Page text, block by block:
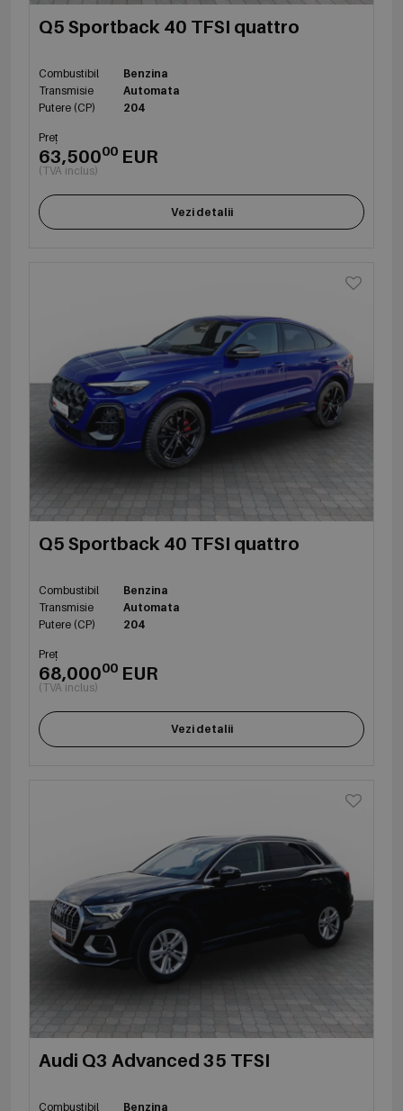
Q5 Sportback 40 TFSI quattro
Combustibil
Benzina
Transmisie
Automata
Putere (CP)
204
Preț
63,50000 EUR
(TVA inclus)
Vezi detalii
Q5 Sportback 40 TFSI quattro
Combustibil
Benzina
Transmisie
Automata
Putere (CP)
204
Preț
68,00000 EUR
(TVA inclus)
Vezi detalii
Audi Q3 Advanced 35 TFSI
Combustibil Benzina